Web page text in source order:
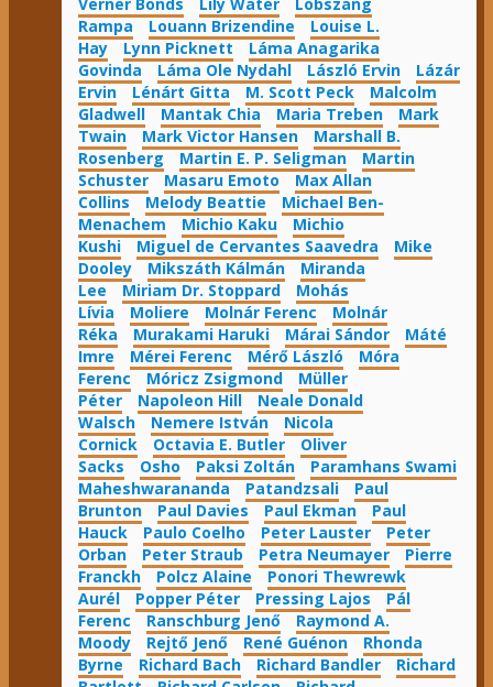
Rampa
Louann Brizendine
Louise L.
Hay
Lynn Picknett
Láma Anagarika
Govinda
Láma Ole Nydahl László Ervin
Lázár
Ervin
Lénárt Gitta M. Scott Peck
Malcolm
Gladwell
Mantak Chia Maria Treben
Mark
Twain
Mark Victor Hansen
Marshall B.
Rosenberg
Martin E. P. Seligman
Martin
Schuster
Masaru Emoto
Max Allan
Collins
Melody Beattie
Michael Ben-
Menachem
Michio Kaku
Michio
Kushi
Miguel de Cervantes Saavedra
Mike
Dooley
Mikszáth Kálmán
Miranda
Lee
Miriam Dr. Stoppard
Mohás
Lívia
Moliere Molnár Ferenc
Molnár
Réka
Murakami Haruki Márai Sándor
Máté
Imre
Mérei Ferenc Mérő László
Móra
Ferenc
Móricz Zsigmond
Müller
Péter
Napoleon Hill
Neale Donald
Walsch
Nemere István
Nicola
Cornick
Octavia E. Butler
Oliver
Sacks
Osho Paksi Zoltán
Paramhans Swami
Maheshwarananda
Patandzsali
Paul
Brunton
Paul Davies Paul Ekman
Paul
Hauck
Paulo Coelho Peter Lauster
Peter
Orban
Peter Straub Petra Neumayer
Pierre
Franckh
Polcz Alaine
Ponori Thewrewk
Aurél
Popper Péter Pressing Lajos
Pál
Ferenc
Ranschburg Jenő
Raymond A.
Moody
Rejtő Jenő René Guénon
Rhonda
Byrne
Richard Bach Richard Bandler
Richard